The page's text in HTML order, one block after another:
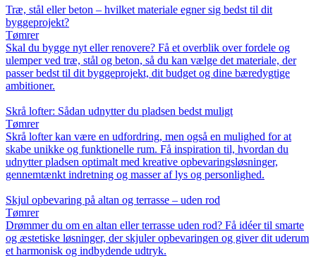
Træ, stål eller beton – hvilket materiale egner sig bedst til dit
byggeprojekt?
Tømrer
Skal du bygge nyt eller renovere? Få et overblik over fordele og
ulemper ved træ, stål og beton, så du kan vælge det materiale, der
passer bedst til dit byggeprojekt, dit budget og dine bæredygtige
ambitioner.
Skrå lofter: Sådan udnytter du pladsen bedst muligt
Tømrer
Skrå lofter kan være en udfordring, men også en mulighed for at
skabe unikke og funktionelle rum. Få inspiration til, hvordan du
udnytter pladsen optimalt med kreative opbevaringsløsninger,
gennemtænkt indretning og masser af lys og personlighed.
Skjul opbevaring på altan og terrasse – uden rod
Tømrer
Drømmer du om en altan eller terrasse uden rod? Få idéer til smarte
og æstetiske løsninger, der skjuler opbevaringen og giver dit uderum
et harmonisk og indbydende udtryk.